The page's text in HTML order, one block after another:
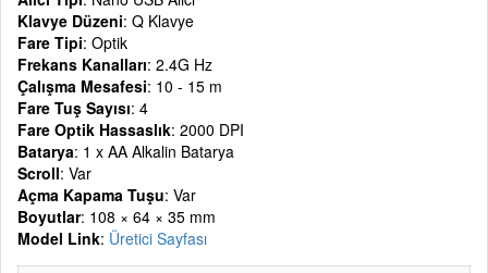
Klavye Düzeni: Q Klavye
Fare Tipi: Optik
Frekans Kanalları: 2.4G Hz
Çalışma Mesafesi: 10 - 15 m
Fare Tuş Sayısı: 4
Fare Optik Hassaslık: 2000 DPI
Batarya: 1 x AA Alkalin Batarya
Scroll: Var
Açma Kapama Tuşu: Var
Boyutlar: 108 × 64 × 35 mm
Model Link: Üretici Sayfası